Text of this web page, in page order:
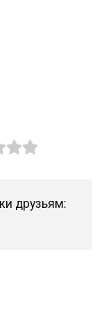
друзьям: